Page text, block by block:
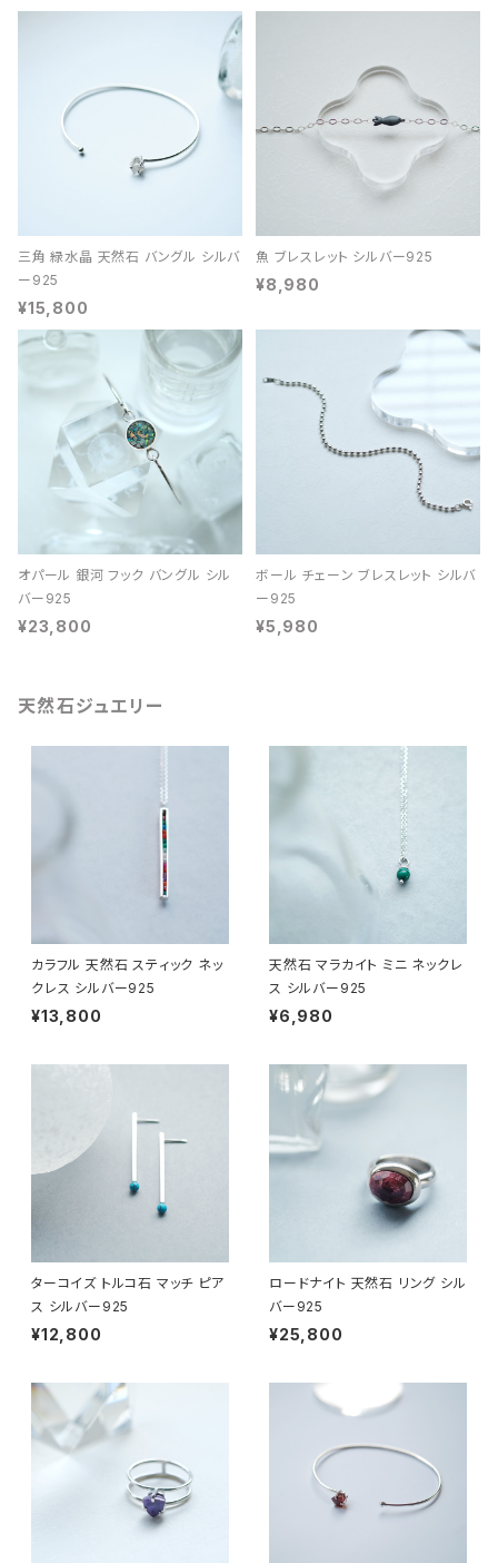
三角 緑水晶 天然石 バングル シルバ
ー925
¥15,800
魚 ブレスレット シルバー925
¥8,980
オパール 銀河 フック バングル シル
バー925
¥23,800
ボール チェーン ブレスレット シルバ
ー925
¥5,980
天然石ジュエリー
カラフル 天然石 スティック ネッ
クレス シルバー925
¥13,800
天然石 マラカイト ミニ ネックレ
ス シルバー925
¥6,980
ターコイズ トルコ石 マッチ ピア
ス シルバー925
¥12,800
ロードナイト 天然石 リング シル
バー925
¥25,800